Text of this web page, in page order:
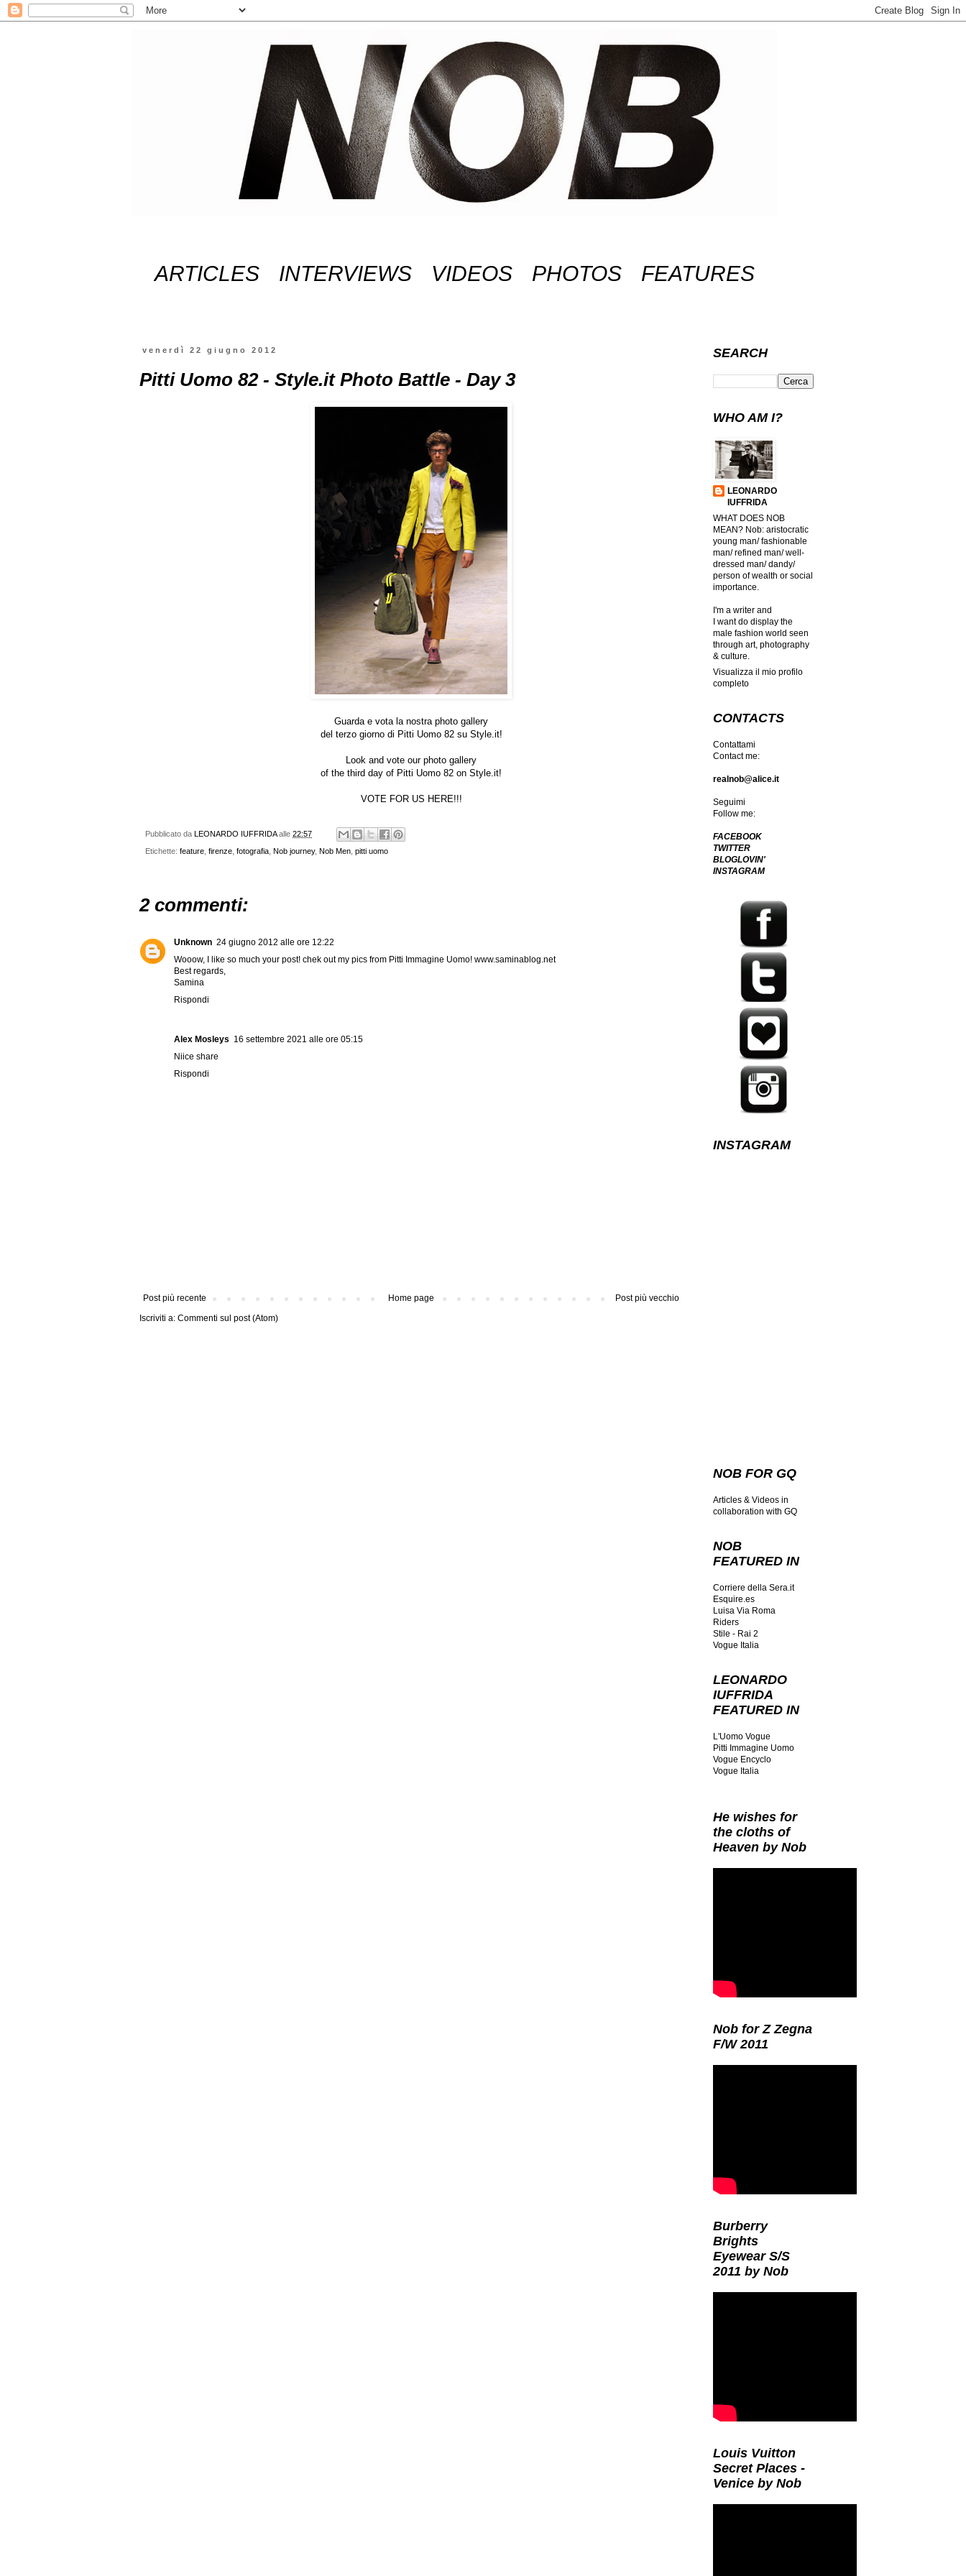
ARTICLES INTERVIEWS VIDEOS PHOTOS FEATURES
venerdì 22 giugno 2012
Pitti Uomo 82 - Style.it Photo Battle - Day 3
Guarda e vota la nostra photo gallery
del terzo giorno di Pitti Uomo 82 su Style.it!
Look and vote our photo gallery
of the third day of Pitti Uomo 82 on Style.it!
VOTE FOR US HERE!!!
Pubblicato da LEONARDO IUFFRIDA alle 22:57
Etichette: feature firenze fotografia Nob journey, Nob Men pitti uomo
2 commenti:
Unknown 24 giugno 2012 alle ore 12:22
Wooow, I like so much your post! chek out my pics from Pitti Immagine Uomo! www.saminablog.net
Best regards,
Samina
Rispondi
Alex Mosleys 16 settembre 2021 alle ore 05:15
Niice share
Rispondi
Post più recente Post più vecchio
Home page
Iscriviti a: Commenti sul post (Atom)
SEARCH
WHO AM I?
LEONARDO
IUFFRIDA
WHAT DOES NOB
MEAN? Nob: aristocratic
young man/ fashionable
man/ refined man/ well-
dressed man/ dandy/
person of wealth or social
importance.
I'm a writer and
I want do display the
male fashion world seen
through art, photography
& culture.
Visualizza il mio profilo
completo
CONTACTS
Contattami
Contact me:
realnob@alice.it
Seguimi
Follow me:
FACEBOOK
TWITTER
BLOGLOVIN'
INSTAGRAM
INSTAGRAM
NOB FOR GQ
Articles & Videos in
collaboration with GQ
NOB
FEATURED IN
Corriere della Sera.it
Esquire.es
Luisa Via Roma
Riders
Stile - Rai 2
Vogue Italia
LEONARDO
IUFFRIDA
FEATURED IN
L'Uomo Vogue
Pitti Immagine Uomo
Vogue Encyclo
Vogue Italia
He wishes for
the cloths of
Heaven by Nob
Nob for Z Zegna
F/W 2011
Burberry
Brights
Eyewear S/S
2011 by Nob
Louis Vuitton
Secret Places -
Venice by Nob